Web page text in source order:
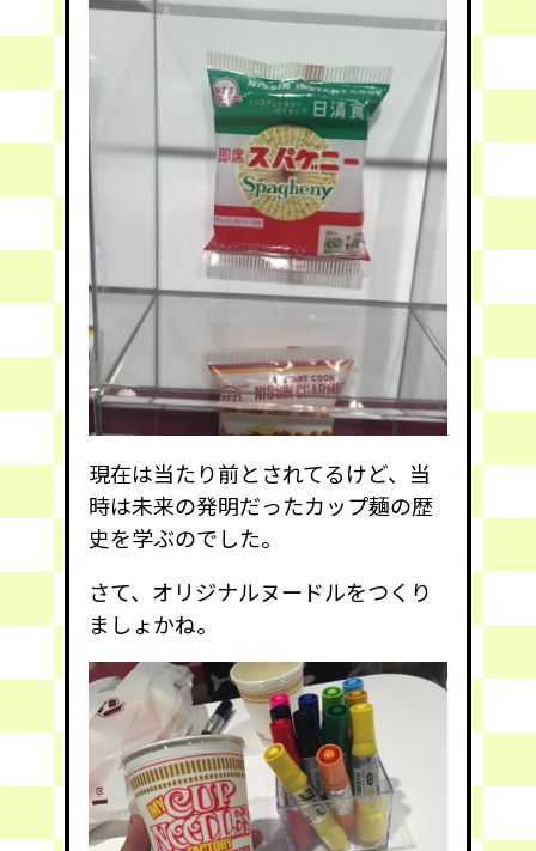
現在は当たり前とされてるけど、当
時は未来の発明だったカップ麺の歴
史を学ぶのでした。
さて、オリジナルヌードルをつくり
ましょかね。